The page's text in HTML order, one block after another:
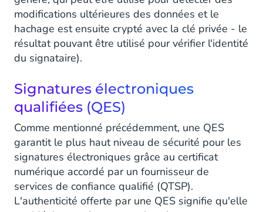
modifications ultérieures des données et le
hachage est ensuite crypté avec la clé privée - le
résultat pouvant être utilisé pour vérifier l'identité
du signataire).
Signatures électroniques
qualifiées (QES)
Comme mentionné précédemment, une QES
garantit le plus haut niveau de sécurité pour les
signatures électroniques grâce au certificat
numérique accordé par un fournisseur de
services de confiance qualifié (QTSP).
L'authenticité offerte par une QES signifie qu'elle